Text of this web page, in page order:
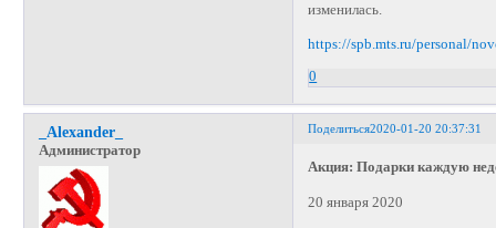
изменилась.
https://spb.mts.ru/personal/
0
Поделиться2020-01-20 20:37:31
_Alexander_
Администратор
Акция: Подарки каждую
20 января 2020